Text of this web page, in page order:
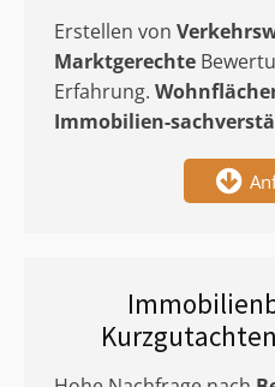
Erstellen von
Marktgerechte
Erfahrung.
Immobilien-
Kurzgutachten